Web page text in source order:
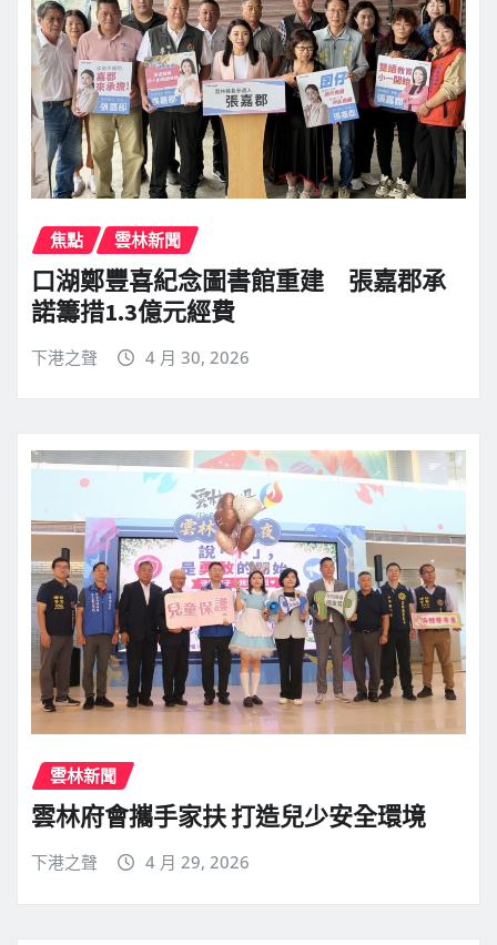
焦點 雲林新聞
口湖鄭豐喜紀念圖書館重建 張嘉郡承
諾籌措1.3億元經費
下港之聲 4 月 30, 2026
雲林新聞
雲林府會攜手家扶 打造兒少安全環境
下港之聲 4 月 29, 2026